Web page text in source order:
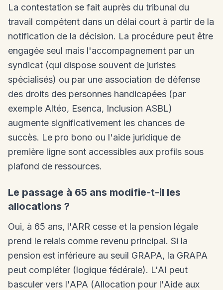
La contestation se fait auprès du tribunal du
travail compétent dans un délai court à partir de la
notification de la décision. La procédure peut être
engagée seul mais l'accompagnement par un
syndicat (qui dispose souvent de juristes
spécialisés) ou par une association de défense
des droits des personnes handicapées (par
exemple Altéo, Esenca, Inclusion ASBL)
augmente significativement les chances de
succès. Le pro bono ou l'aide juridique de
première ligne sont accessibles aux profils sous
plafond de ressources.
Le passage à 65 ans modifie-t-il les
allocations ?
Oui, à 65 ans, l'ARR cesse et la pension légale
prend le relais comme revenu principal. Si la
pension est inférieure au seuil GRAPA, la GRAPA
peut compléter (logique fédérale). L'AI peut
basculer vers l'APA (Allocation pour l'Aide aux